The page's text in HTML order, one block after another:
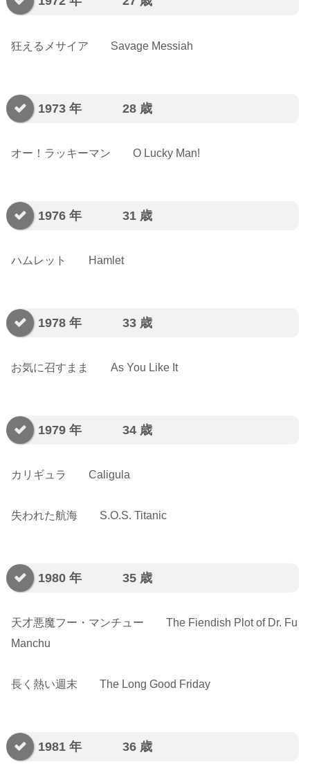
狂えるメサイア Savage Messiah
1973 年 28 歳
オー！ラッキーマン O Lucky Man!
1976 年 31 歳
ハムレット Hamlet
1978 年 33 歳
お気に召すまま As You Like It
1979 年 34 歳
カリギュラ Caligula
失われた航海 S.O.S. Titanic
1980 年 35 歳
天才悪魔フー・マンチュー The Fiendish Plot of Dr. Fu
Manchu
長く熱い週末 The Long Good Friday
1981 年 36 歳